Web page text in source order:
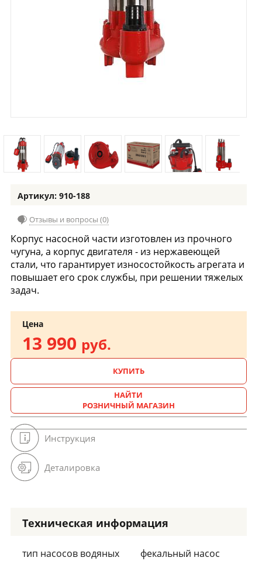
Артикул: 910-188
Отзывы и вопросы (0)
Корпус насосной части изготовлен из прочного
чугуна, а корпус двигателя - из нержавеющей
стали, что гарантирует износостойкость агрегата и
повышает его срок службы, при решении тяжелых
задач.
Цена
13 990 руб.
КУПИТЬ
НАЙТИ
РОЗНИЧНЫЙ МАГАЗИН
Инструкция
Деталировка
Техническая информация
тип насосов водяных
фекальный насос